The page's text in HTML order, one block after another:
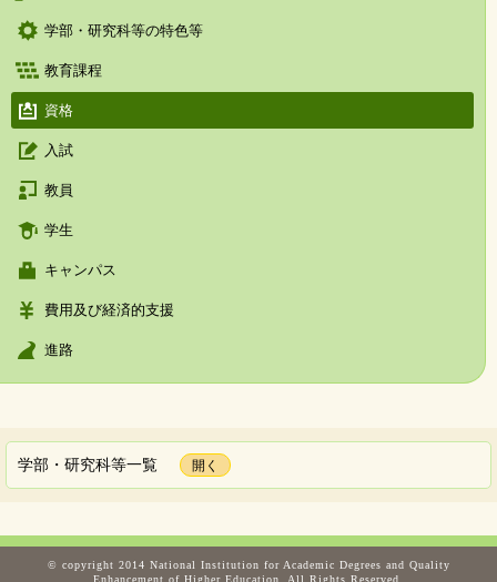
学部・研究科等の特色等
教育課程
資格
入試
教員
学生
キャンパス
費用及び経済的支援
進路
学部・研究科等一覧
© copyright 2014 National Institution for Academic Degrees and Quality
Enhancement of Higher Education. All Rights Reserved.